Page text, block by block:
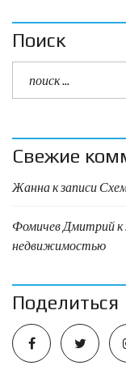
Поиск
Свежие
Жаннак записи
Фомичев Дмитрийк
недвижимостью
Поделиться